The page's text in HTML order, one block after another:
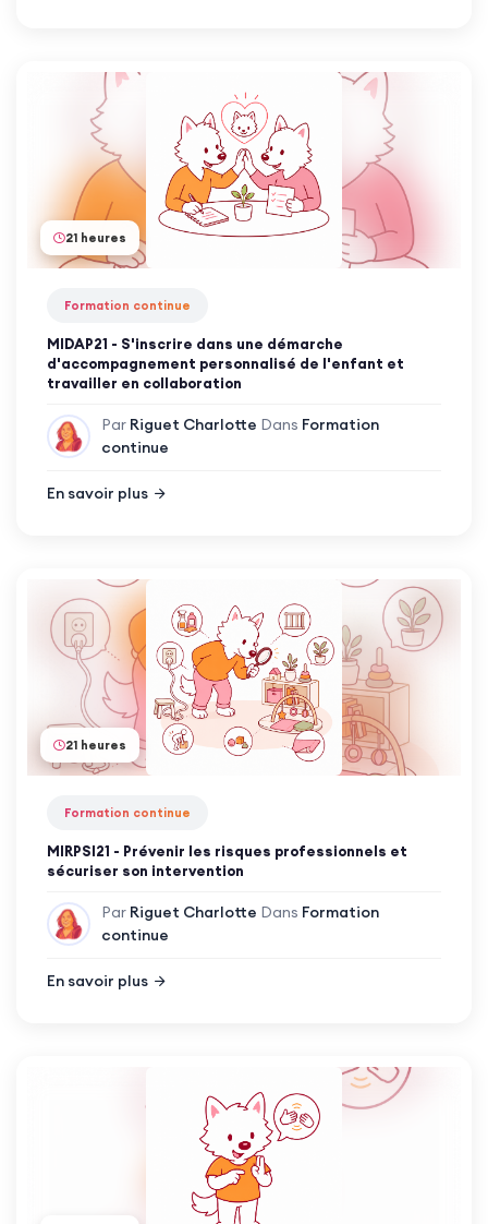
21 heures
Formation continue
MIDAP21 - S'inscrire dans une démarche
d'accompagnement personnalisé de l'enfant et
travailler en collaboration
Par Riguet Charlotte Dans Formation
continue
En savoir plus
21 heures
Formation continue
MIRPSI21 - Prévenir les risques professionnels et
sécuriser son intervention
Par Riguet Charlotte Dans Formation
continue
En savoir plus